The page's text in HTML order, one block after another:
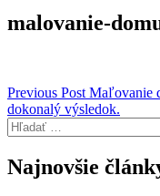
malovanie-
Navigácia
v
článku
Previous Post Maľovanie
dokonalý výsledok.
Hľadať:
Najnovšie